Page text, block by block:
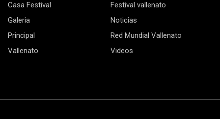
Casa Festival
Festival vallenato
Galeria
Noticias
Principal
Red Mundial Vallenato
Vallenato
Videos